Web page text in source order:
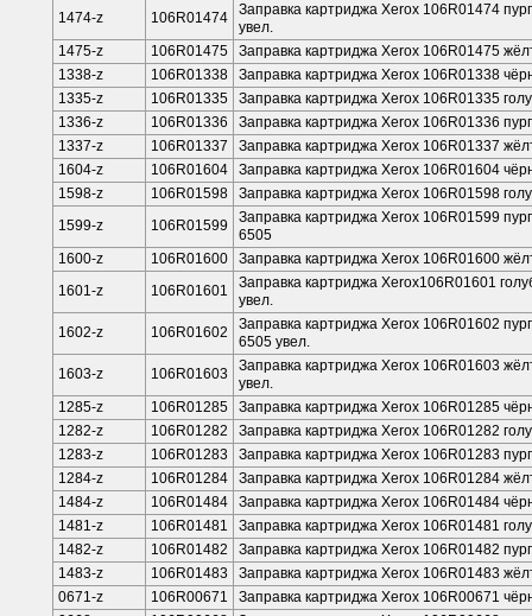
1474-z
106R01474
Заправка картриджа Xerox 106R01474
увел.
1475-z
106R01475
Заправка картриджа Xerox 106R01475
1338-z
106R01338
Заправка картриджа Xerox 106R01338
1335-z
106R01335
Заправка картриджа Xerox 106R01335
1336-z
106R01336
Заправка картриджа Xerox 106R01336
1337-z
106R01337
Заправка картриджа Xerox 106R01337
1604-z
106R01604
Заправка картриджа Xerox 106R01604
1598-z
106R01598
Заправка картриджа Xerox 106R01598
1599-z
106R01599
Заправка картриджа Xerox 106R01599
6505
1600-z
106R01600
Заправка картриджа Xerox 106R01600
1601-z
106R01601
Заправка картриджа Xerox106R01601
увел.
1602-z
106R01602
Заправка картриджа Xerox 106R01602
6505 увел.
1603-z
106R01603
Заправка картриджа Xerox 106R01603
увел.
1285-z
106R01285
Заправка картриджа Xerox 106R01285
1282-z
106R01282
Заправка картриджа Xerox 106R01282
1283-z
106R01283
Заправка картриджа Xerox 106R01283
1284-z
106R01284
Заправка картриджа Xerox 106R01284
1484-z
106R01484
Заправка картриджа Xerox 106R01484
1481-z
106R01481
Заправка картриджа Xerox 106R01481
1482-z
106R01482
Заправка картриджа Xerox 106R01482
1483-z
106R01483
Заправка картриджа Xerox 106R01483
0671-z
106R00671
Заправка картриджа Xerox 106R00671